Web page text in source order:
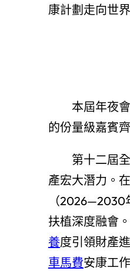
康計劃走向世界
本屆年夜
的份量級嘉賓
第十二屆
產宏大潛力。
（2026—2030
扶植深度融會
養度引領財產
車馬費安康工